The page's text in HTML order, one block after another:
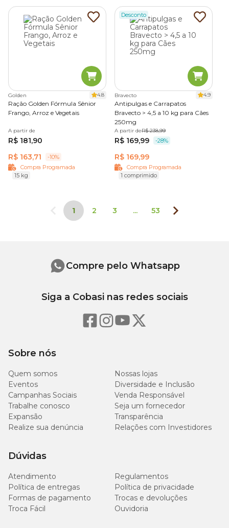
Golden 4.8
Ração Golden Fórmula Sênior
Frango, Arroz e Vegetais
A partir de
R$ 181,90
R$ 163,71
-10%
Compra Programada
15 kg
Desconto
Bravecto 4.9
Antipulgas e Carrapatos
Bravecto > 4,5 a 10 kg para Cães
250mg
A partir deR$ 238,99
R$ 169,99 -28%
R$ 169,99
Compra Programada
1 comprimido
1 2 3 ... 53
Sobre nós
Quem somos
Nossas lojas
Eventos
Diversidade e Inclusão
Campanhas Sociais
Venda Responsável
Trabalhe conosco
Seja um fornecedor
Expansão
Transparência
Realize sua denúncia
Relações com Investidores
Dúvidas
Atendimento
Regulamentos
Política de entregas
Política de privacidade
Formas de pagamento
Trocas e devoluções
Troca Fácil
Ouvidoria
Compre pelo Whatsapp
Siga a Cobasi nas redes sociais